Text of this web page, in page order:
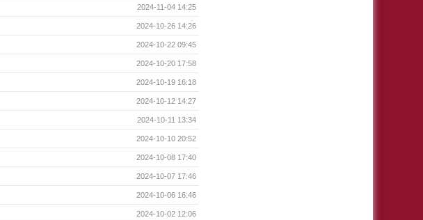
2024-11-04 14:25
2024-10-26 14:26
2024-10-22 09:45
2024-10-20 17:58
2024-10-19 16:18
2024-10-12 14:27
2024-10-11 13:34
2024-10-10 20:52
2024-10-08 17:40
2024-10-07 17:46
2024-10-06 16:46
2024-10-02 12:06